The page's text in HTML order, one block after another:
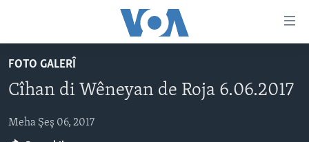
here
naveroka
Yekser
NÛÇE
VÎDYO GALERÎ
HERÊMÊN KURDAN
FOTO GALERÎ
Cîhan di Wêneyan de Roja 6.06.2017
Meha Şeş 06, 2017